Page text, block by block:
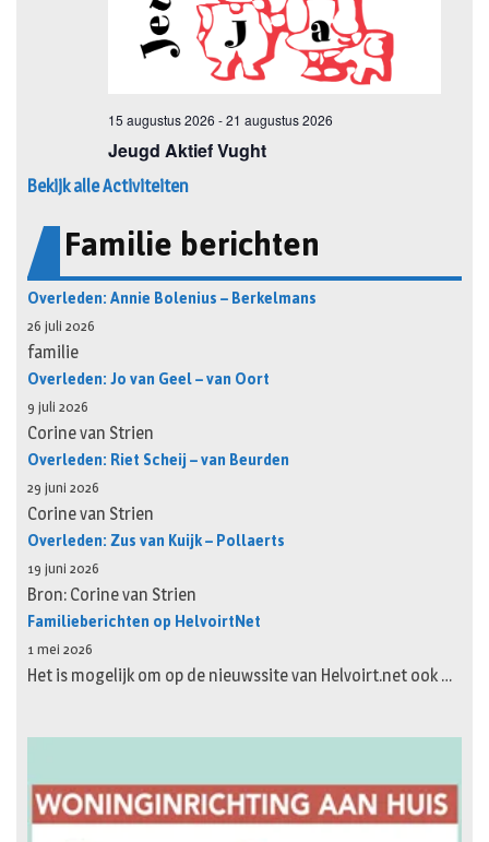
Bekijk alle Activiteiten
Familie berichten
Overleden: Annie Bolenius – Berkelmans
26 juli 2026
familie
Overleden: Jo van Geel – van Oort
9 juli 2026
Corine van Strien
Overleden: Riet Scheij – van Beurden
29 juni 2026
Corine van Strien
Overleden: Zus van Kuijk – Pollaerts
19 juni 2026
Bron: Corine van Strien
Familieberichten op HelvoirtNet
1 mei 2026
Het is mogelijk om op de nieuwssite van Helvoirt.net ook …